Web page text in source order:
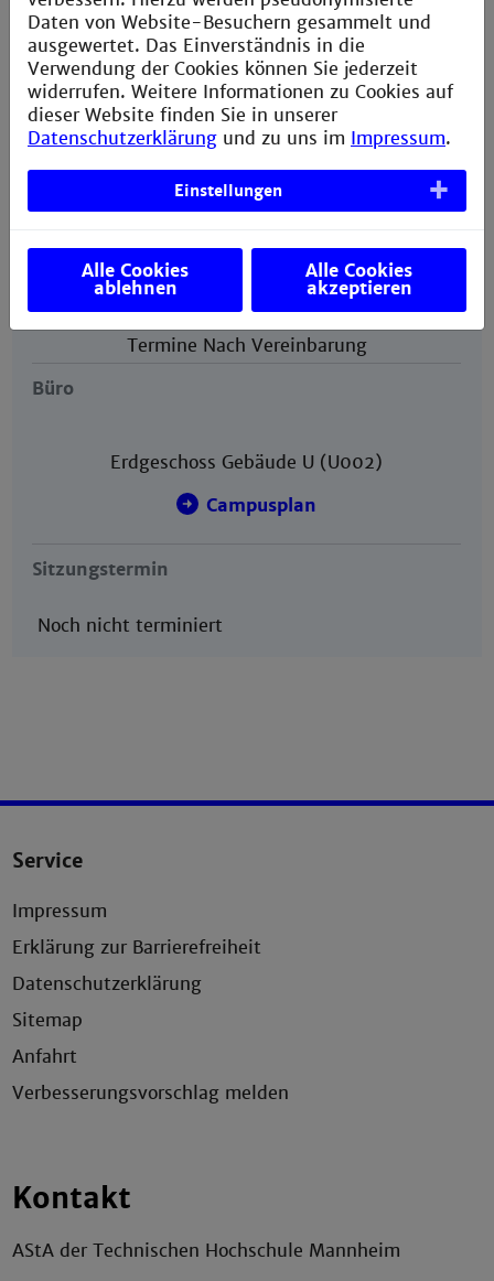
fachschaft-e@th-mannheim.de
Postfach 387 im Foyer von Gebäude H
Sprechzeiten
Während des Vorlesungsbetriebs
Büro
Termine Nach Vereinbarung
Sitzungstermin
Erdgeschoss Gebäude U (U002)
Campusplan
Noch nicht terminiert
Service
Impressum
Erklärung zur Barrierefreiheit
Datenschutzerklärung
Sitemap
Anfahrt
Verbesserungsvorschlag melden
Kontakt
AStA der Technischen Hochschule Mannheim
Daten von Website-Besuchern gesammelt und
ausgewertet. Das Einverständnis in die
Verwendung der Cookies können Sie jederzeit
widerrufen. Weitere Informationen zu Cookies auf
dieser Website finden Sie in unserer
Datenschutzerklärung und zu uns im Impressum.
Einstellungen
Alle Cookies
ablehnen
Alle Cookies
akzeptieren